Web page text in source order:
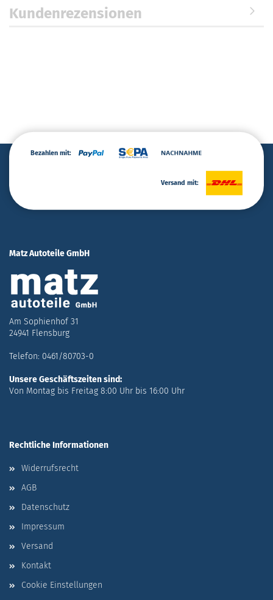
Kundenrezensionen
Bezahlen mit:
Versand mit:
Matz Autoteile GmbH
Am Sophienhof 31
24941 Flensburg
Telefon: 0461/80703-0
Unsere Geschäftszeiten sind:
Von Montag bis Freitag 8:00 Uhr bis 16:00 Uhr
Rechtliche Informationen
Widerrufsrecht
AGB
Datenschutz
Impressum
Versand
Kontakt
Cookie Einstellungen